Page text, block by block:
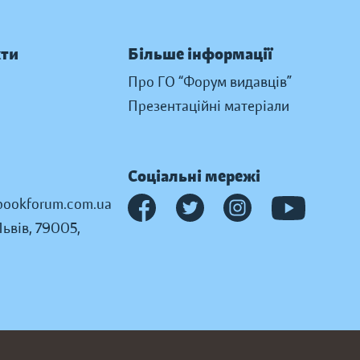
Більше інформації
Про ГО “Форум видавців”
Презентаційні матеріали
79005,
Соціальні мережі